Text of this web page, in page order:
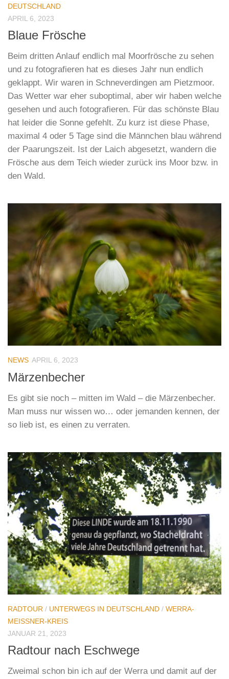
DEUTSCHLAND
APRIL 6, 2023
Blaue Frösche
Beim dritten Anlauf endlich mal Moorfrösche zu sehen
und zu fotografieren hat es dieses Jahr nun endlich
geklappt. Wir waren in Schneverdingen am Pietzmoor.
Das Wetter war eher suboptimal, aber wir haben welche
gesehen und auch fotografieren. Für das schönste Blau
hat leider die Sonne gefehlt. Zu kurz ist diese Phase,
maximal 4 oder 5 Tage sind die Männchen blau während
der Paarungszeit. Ist der Laich abgesetzt, wandern die
Frösche aus dem Teich wieder zurück ins Moor bzw. in
den Wald.
NEWS APRIL 6, 2023
Märzenbecher
Es gibt sie noch – mitten im Wald – die Märzenbecher.
Man muss nur wissen wo… oder jemanden kennen, der
so lieb ist, es einen zu verraten.
RADTOUR / UNTERWEGS IN DEUTSCHLAND / WERRA-
MEISSNER-KREIS
JANUAR 21, 2023
Radtour nach Eschwege
Zweimal schon bin ich auf der Werra und damit auf der